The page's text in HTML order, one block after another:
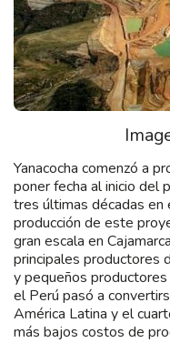
Yanacocha comenzó a
poner fecha al inicio del
tres últimas décadas en
producción de este
gran escala en
principales productores
y pequeños productores
el Perú pasó a
América Latina y el
más bajos costos de